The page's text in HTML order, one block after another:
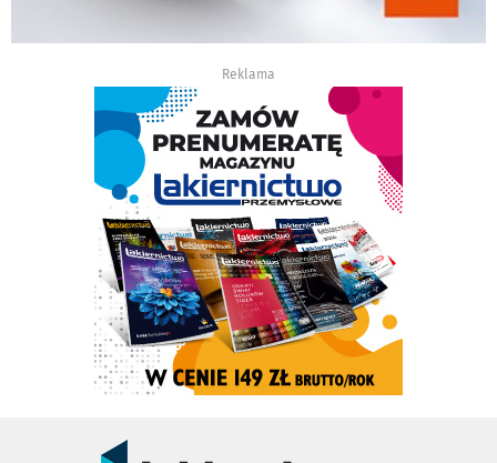
Reklama